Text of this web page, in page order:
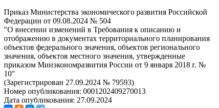
Приказ Министерства экономического развития Российской
Федерации от 09.08.2024 № 504
"О внесении изменений в Требования к описанию и
отображению в документах территориального планирования
объектов федерального значения, объектов регионального
значения, объектов местного значения, утвержденные
приказом Минэкономразвития России от 9 января 2018 г. №
10"
(Зарегистрирован 27.09.2024 № 79593)
Номер опубликования: 0001202409270013
Дата опубликования: 27.09.2024